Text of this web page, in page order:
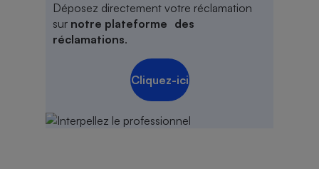
Déposez directement votre réclamation
sur notre plateforme des
réclamations.
Cliquez-ici